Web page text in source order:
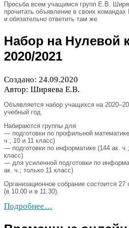
Просьба всем учащимся групп Е.В.
прочитать объявление в своих командах
и обязательно ответить там же.
Набор на Нулевой
2020/​2021
Создано: 24.09.2020
Автор: Ширяева Е.В.
Объявляется набор учащихся на 2020–
учебный год.
Набираются группы для
— подготовки по профильной
ч.; 10 и 11 класс)
— подготовки по информатике (144 ак. ч.;
класс)
— для усиленной подготовки по
ак. ч.; только 11 класс)
Организационное собрание состоится 27
(в 10 00 и в 11 30).
Подробнее…